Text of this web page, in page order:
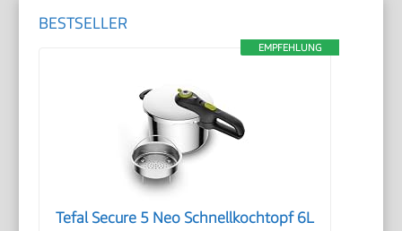
BESTSELLER
EMPFEHLUNG
Tefal Secure 5 Neo Schnellkochtopf 6L